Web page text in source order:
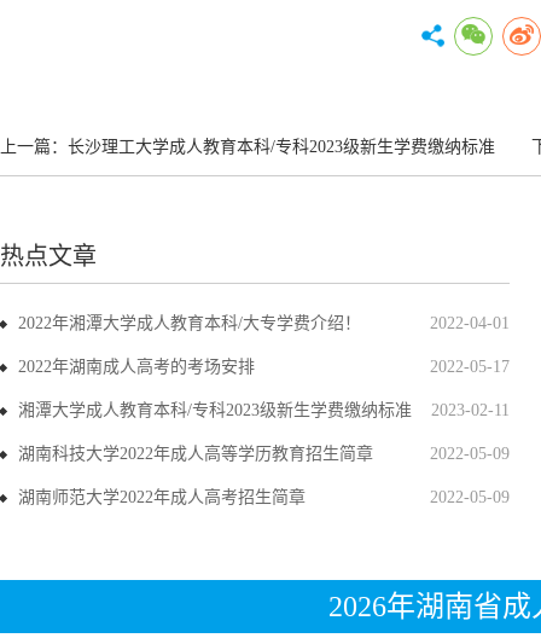
上一篇： 长沙理工大学成人教育本科/专科2023级新生学费缴纳标准
热点文章
2022-04-01
2022年湘潭大学成人教育本科/大专学费介绍！
2022-05-17
2022年湖南成人高考的考场安排
2023-02-11
湘潭大学成人教育本科/专科2023级新生学费缴纳标准
2022-05-09
湖南科技大学2022年成人高等学历教育招生简章
2022-05-09
湖南师范大学2022年成人高考招生简章
2026年湖南省